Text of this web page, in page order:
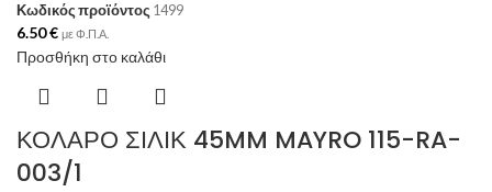
Κωδικός προϊόντος 1499
6.50€ με Φ.Π.Α.
Προσθήκη στο καλάθι
ΚΟΛΑΡΟ ΣΙΛΙΚ 45MM MAYRO 115-RA-
003/1